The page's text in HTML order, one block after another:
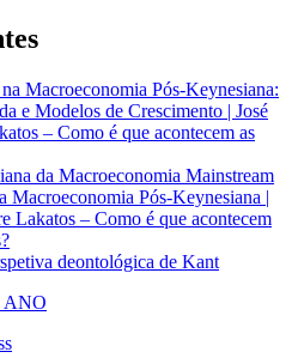
Macroeconomia Pós-Keynesiana:
e Modelos de Crescimento | José
– Como é que acontecem as
da Macroeconomia Mainstream
Macroeconomia Pós-Keynesiana |
Lakatos – Como é que acontecem
deontológica de Kant
ANO